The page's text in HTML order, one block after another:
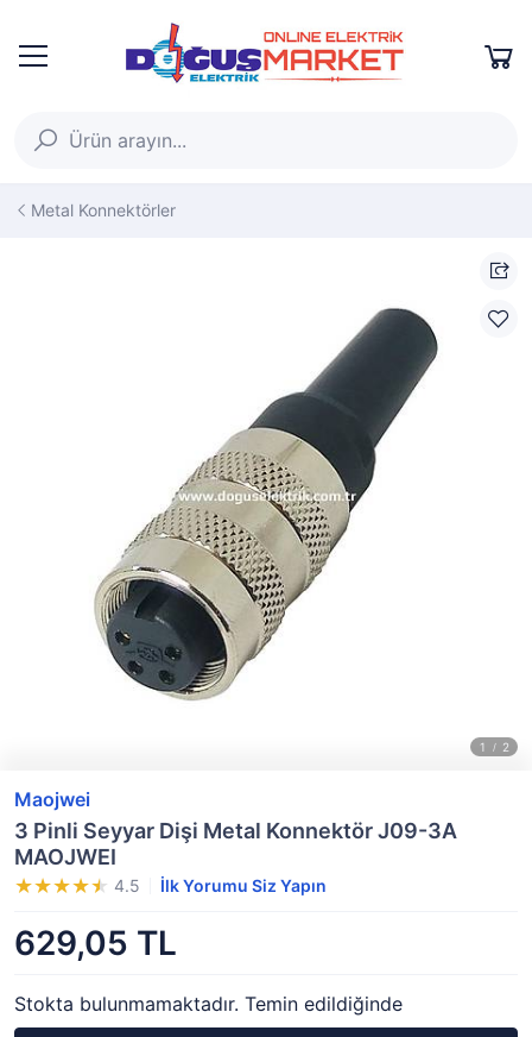
Metal Konnektörler
Maojwei
3 Pinli Seyyar Dişi Metal Konnektör J09-3A
MAOJWEI
4.5 İlk Yorumu Siz Yapın
629,05 TL
Stokta bulunmamaktadır. Temin edildiğinde